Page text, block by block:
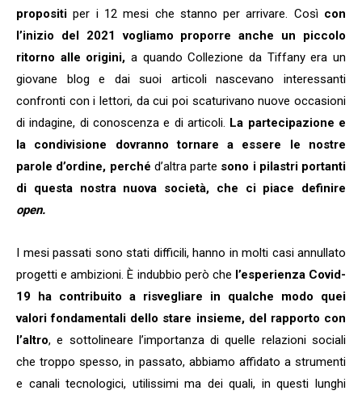
propositi per i 12 mesi che stanno per arrivare. Così con
l’inizio del 2021 vogliamo proporre anche un piccolo
ritorno alle origini, a quando Collezione da Tiffany era un
giovane blog e dai suoi articoli nascevano interessanti
confronti con i lettori, da cui poi scaturivano nuove occasioni
di indagine, di conoscenza e di articoli. La partecipazione e
la condivisione dovranno tornare a essere le nostre
parole d’ordine, perché d’altra parte sono i pilastri portanti
di questa nostra nuova società, che ci piace definire
open.
I mesi passati sono stati difficili, hanno in molti casi annullato
progetti e ambizioni. È indubbio però che l’esperienza Covid-
19 ha contribuito a risvegliare in qualche modo quei
valori fondamentali dello stare insieme, del rapporto con
l’altro, e sottolineare l’importanza di quelle relazioni sociali
che troppo spesso, in passato, abbiamo affidato a strumenti
e canali tecnologici, utilissimi ma dei quali, in questi lunghi